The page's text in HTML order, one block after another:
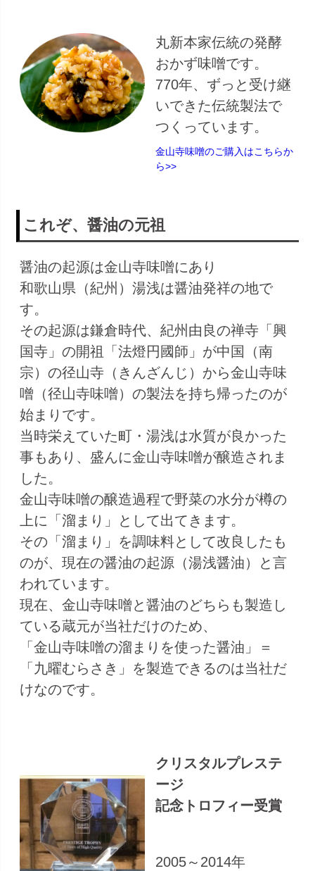
丸新本家伝統の発酵
おかず味噌です。
770年、ずっと受け継
いできた伝統製法で
つくっています。
金山寺味噌のご購入はこちらか
ら>>
これぞ、醤油の元祖
醤油の起源は金山寺味噌にあり
和歌山県（紀州）湯浅は醤油発祥の地で
す。
その起源は鎌倉時代、紀州由良の禅寺「興
国寺」の開祖「法燈円國師」が中国（南
宗）の径山寺（きんざんじ）から金山寺味
噌（径山寺味噌）の製法を持ち帰ったのが
始まりです。
当時栄えていた町・湯浅は水質が良かった
事もあり、盛んに金山寺味噌が醸造されま
した。
金山寺味噌の醸造過程で野菜の水分が樽の
上に「溜まり」として出てきます。
その「溜まり」を調味料として改良したも
のが、現在の醤油の起源（湯浅醤油）と言
われています。
現在、金山寺味噌と醤油のどちらも製造し
ている蔵元が当社だけのため、
「金山寺味噌の溜まりを使った醤油」＝
「九曜むらさき」を製造できるのは当社だ
けなのです。
クリスタルプレステ
ージ
記念トロフィー受賞
2005～2014年